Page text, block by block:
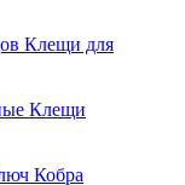
Клещи для
Клещи
Кобра